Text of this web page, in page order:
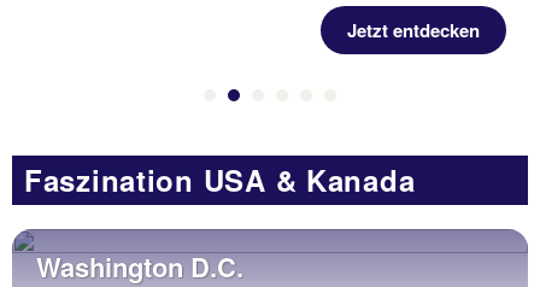
Jetzt entdecken
Faszination USA & Kanada
Washington D.C.